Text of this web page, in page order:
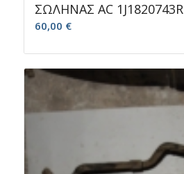
ΣΩΛΗΝΑΣ AC 1J1820743R
60,00 €